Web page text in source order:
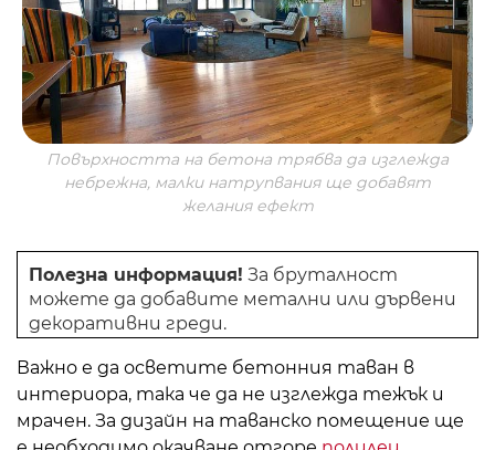
Повърхността на бетона трябва да изглежда
небрежна, малки натрупвания ще добавят
желания ефект
Полезна информация! За бруталност
можете да добавите метални или дървени
декоративни греди.
Важно е да осветите бетонния таван в
интериора, така че да не изглежда тежък и
мрачен. За дизайн на таванско помещение ще